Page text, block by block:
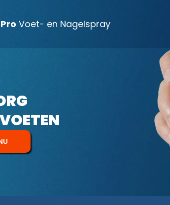
Voet- en Nagelspray